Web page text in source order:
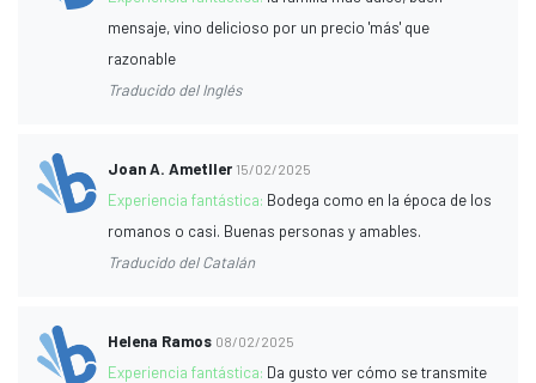
mensaje, vino delicioso por un precio 'más' que
razonable
Traducido del Inglés
Joan A. Ametller 15/02/2025
Experiencia fantástica: Bodega como en la época de los
romanos o casi. Buenas personas y amables.
Traducido del Catalán
Helena Ramos 08/02/2025
Experiencia fantástica: Da gusto ver cómo se transmite